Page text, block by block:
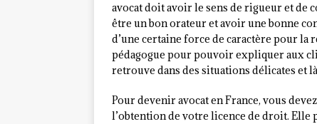
avocat doit avoir le sens de rigueur et de
être un bon orateur et avoir une bonne
d’une certaine force de caractère pour la
pédagogue pour pouvoir expliquer aux
retrouve dans des situations délicates et
Pour devenir avocat en France, vous
l’obtention de votre licence de droit. Elle